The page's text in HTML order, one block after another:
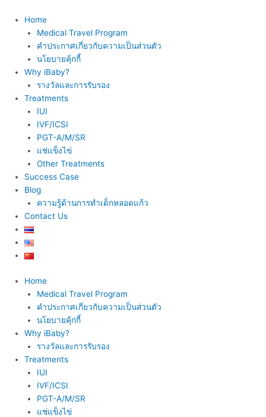
content
Home
Medical Travel Program
คำประกาศเกี่ยวกับความเป็นส่วนตัว
นโยบายคุ้กกี้
Why iBaby?
รางวัลและการรับรอง
Treatments
IUI
IVF/ICSI
PGT-A/M/SR
แช่แข็งไข่
Other Treatments
Success Case
Blog
ความรู้ด้านการทำเด็กหลอดแก้ว
Contact Us
Home
Medical Travel Program
คำประกาศเกี่ยวกับความเป็นส่วนตัว
นโยบายคุ้กกี้
Why iBaby?
รางวัลและการรับรอง
Treatments
IUI
IVF/ICSI
PGT-A/M/SR
แช่แข็งไข่